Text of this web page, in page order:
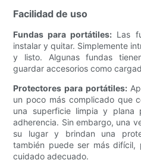
Facilidad de uso
Fundas para portátiles: Las
instalar y quitar. Simplemente
y listo. Algunas fundas
guardar accesorios como
Protectores para portátiles:
un poco más complicado que
una superficie limpia y plana
adherencia. Sin embargo, una
su lugar y brindan una
también puede ser más
cuidado adecuado.